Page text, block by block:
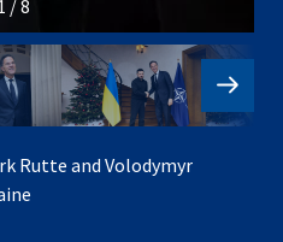
/ 8
Rutte and Volodymyr